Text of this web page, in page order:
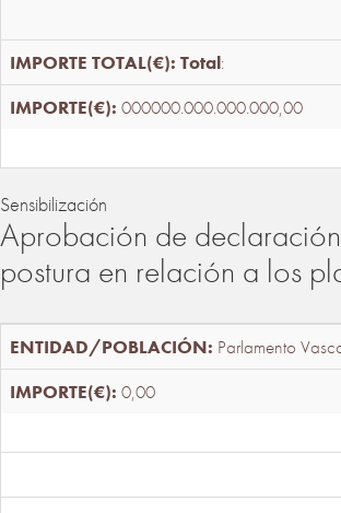
Total:
000000.000.000.000,00
Sensibilización
Aprobación de
postura en relación a los
Parlamento
0,00